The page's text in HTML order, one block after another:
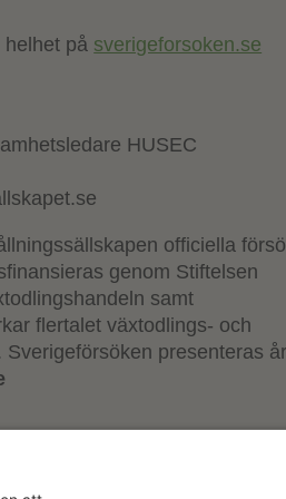
helhet på sverigeforsoken.se
HUSEC
officiella
genom Stiftelsen
samt
flertalet växtodlings- och
presenteras